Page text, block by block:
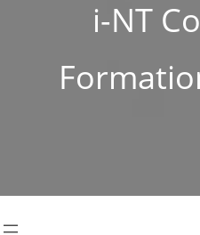
i-NT